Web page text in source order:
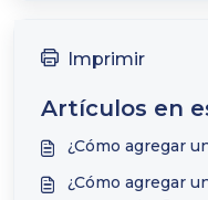
Imprimir
Artículos en
¿Cómo agregar
¿Cómo agregar